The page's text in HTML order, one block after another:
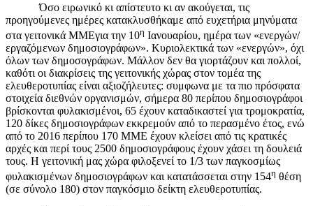
Όσο ειρωνικό κι απίστευτο κι αν ακούγεται, τις
προηγούμενες ημέρες κατακλυσθήκαμε από ευχετήρια μηνύματα
στα γειτονικά ΜΜΕγια την 10η Ιανουαρίου, ημέρα των «ενεργών/
εργαζόμενων δημοσιογράφων». Κυριολεκτικά των «ενεργών», όχι
όλων των δημοσογράφων. Μάλλον δεν θα γιορτάζουν και πολλοί,
καθότι οι διακρίσεις της γειτονικής χώρας στον τομέα της
ελευθεροτυπίας είναι αξιοζήλευτες: συμφωνα με τα πιο πρόσφατα
στοιχεία διεθνών οργανισμών, σήμερα 80 περίπου δημοσιογράφοι
βρίσκονται φυλακισμένοι, 65 έχουν καταδικαστεί για τρομοκρατία,
120 δίκες δημοσιογράφων εκκρεμούν από το περασμένο έτος, ενώ
από το 2016 περίπου 170 ΜΜΕ έχουν κλείσει από τις κρατικές
αρχές και περί τους 2500 δημοσιογράφους έχουν χάσει τη δουλειά
τους. Η γειτονική μας χώρα φιλοξενεί το 1/3 των παγκοσμίως
φυλακισμένων δημοσιογράφων και κατατάσσεται στην 154η θέση
(σε σύνολο 180) στον παγκόσμιο δείκτη ελευθεροτυπίας.